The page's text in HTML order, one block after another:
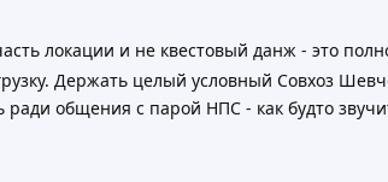
локации и не квестовый данж - это
Держать целый условный Совхоз
общения с парой НПС - как будто